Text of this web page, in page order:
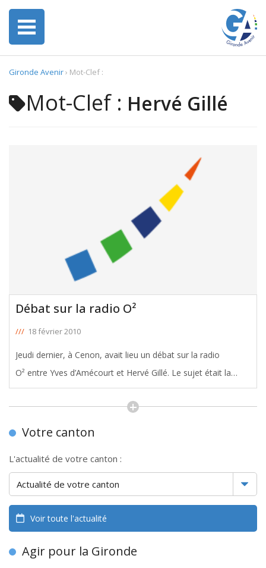
Gironde Avenir› Mot-Clef :
Mot-Clef : Hervé Gillé
Débat sur la radio O²
/// 18 février 2010
Jeudi dernier, à Cenon, avait lieu un débat sur la radio
O² entre Yves d’Amécourt et Hervé Gillé. Le sujet était la
réforme des collectivités territoriales. http://g-
informatique33.fr/o2replay/audio/jeudi/jeudi_19h-20h.mp3
Découvrir
Votre canton
L'actualité de votre canton :
Voir toute l'actualité
Agir pour la Gironde